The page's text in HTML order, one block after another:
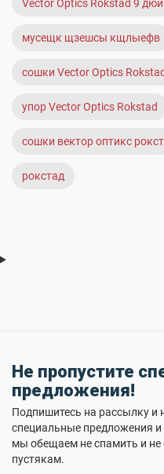
Vector Optics Rokstad 9
мусещк щзешсы кщлыефв
сошки Vector Optics
упор Vector Optics Rokstad
сошки вектор оптикс
рокстад
Не пропустите
предложения!
Подпишитесь на рассылку и
специальные предложения
мы обещаем не спамить и не
пустякам.